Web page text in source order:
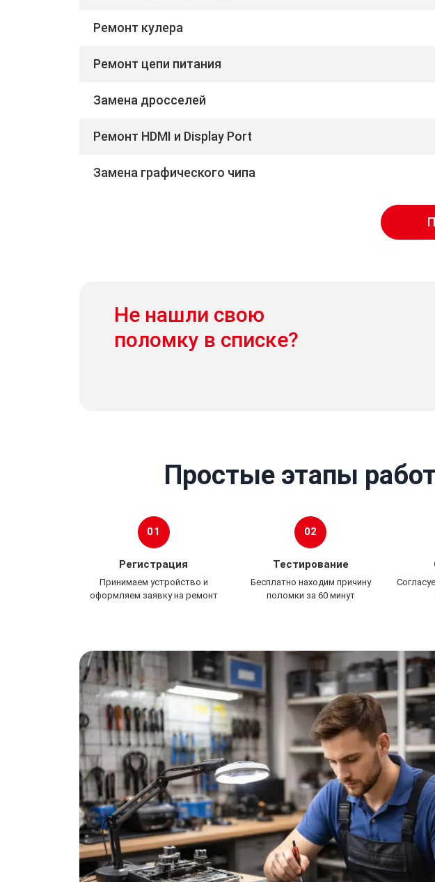
Ремонт кулера
Ремонт цепи питания
Замена дросселей
Ремонт HDMI и Display Port
Замена графического чипа
Не нашли свою
поломку в списке?
Простые этапы
01
Регистрация
Принимаем устройство и
оформляем заявку на ремонт
02
Тестирование
Бесплатно находим причину
поломки за 60 минут